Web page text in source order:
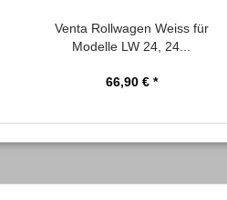
Venta Rollwagen Weiss für
Modelle LW 24, 24...
66,90 € *